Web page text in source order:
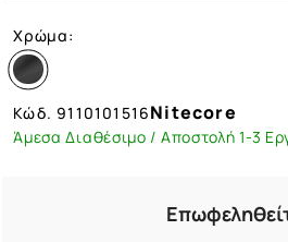
Χρώμα:
Κώδ.9110101516Nitecore
Άμεσα Διαθέσιμο / Αποστολή 1-3